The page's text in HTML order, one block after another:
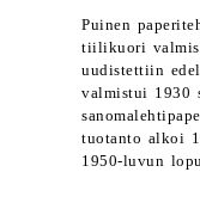
Puinen
tiilikuori
uudistettiin
valmistui 1930
tuotanto alkoi
1950-luvun